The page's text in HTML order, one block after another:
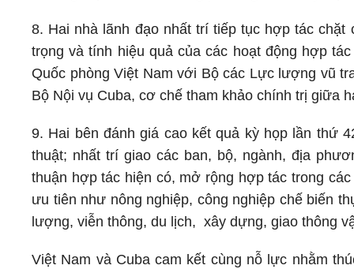
8. Hai nhà lãnh đạo nhất trí tiếp tục hợp tác chặt
trọng và tính hiệu quả của các hoạt động hợp
Quốc phòng Việt Nam với Bộ các Lực lượng vũ
Bộ Nội vụ Cuba, cơ chế tham khảo chính trị giữa
9. Hai bên đánh giá cao kết quả kỳ họp lần thứ
thuật; nhất trí giao các ban, bộ, ngành, địa
thuận hợp tác hiện có, mở rộng hợp tác trong
ưu tiên như nông nghiệp, công nghiệp chế biến
lượng, viễn thông, du lịch, xây dựng, giao thông
Việt Nam và Cuba cam kết cùng nỗ lực nhằm